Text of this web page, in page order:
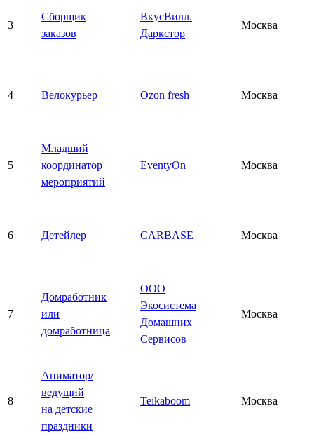
3
Сборщик
заказов
ВкусВилл.
Даркстор
Москва
4 Велокурьер Ozon fresh Москва
5
Младший
координатор
мероприятий
EventyOn Москва
6 Детейлер CARBASE Москва
7
Домработник
или
домработница
ООО
Экосистема
Домашних
Сервисов
Москва
8
Аниматор/
ведущий
на детские
праздники
Teikaboom Москва